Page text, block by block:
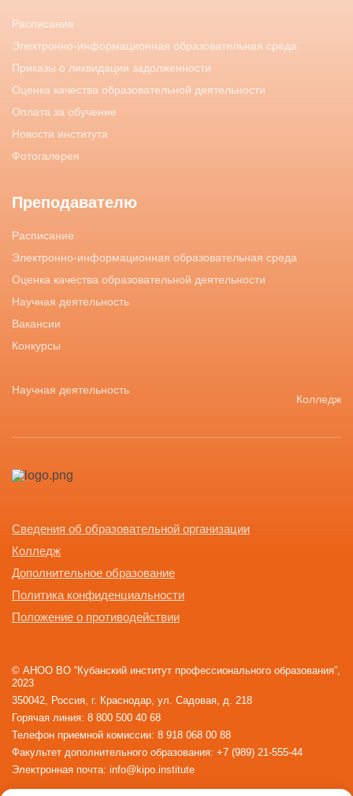
Расписание
Электронно-информационная образовательная среда
Приказы о ликвидации задолженности
Оценка качества образовательной деятельности
Оплата за обучение
Новости института
Фотогалерея
Преподавателю
Расписание
Электронно-информационная образовательная среда
Оценка качества образовательной деятельности
Научная деятельность
Вакансии
Конкурсы
Научная деятельность
Колледж
Сведения об образовательной организации
Колледж
Дополнительное образование
Политика конфиденциальности
Положение о противодействии
© АНОО ВО “Кубанский институт профессионального образования”,
2023
350042, Россия, г. Краснодар, ул. Садовая, д. 218
Горячая линия: 8 800 500 40 68
Телефон приемной комиссии: 8 918 068 00 88
Факультет дополнительного образования: +7 (989) 21-555-44
Электронная почта: info@kipo.institute